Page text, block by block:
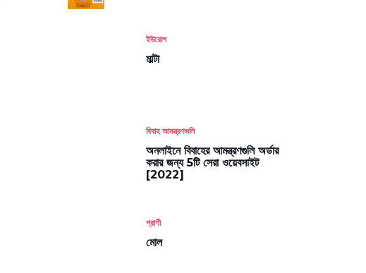
ইউরোপ
মাল্টা
বিবাহ আমন্ত্রণগুলি
অনলাইনে বিবাহের আমন্ত্রণগুলি অর্ডার
করার জন্য 5টি সেরা ওয়েবসাইট
[2022]
প্রাণী
মোল